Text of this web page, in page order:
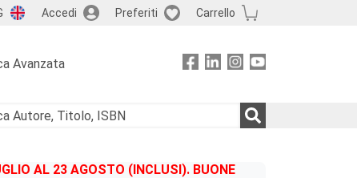
Accedi Preferiti Carrello
Avanzata
AL 23 AGOSTO (INCLUSI). BUONE